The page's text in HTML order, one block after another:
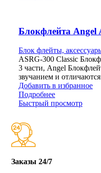
Блокфлейта Angel
Блок флейты,
ASRG-300 Classic
3 части, Angel
звучанием и
Добавить в избранное
Подробнее
Быстрый просмотр
Заказы 24/7